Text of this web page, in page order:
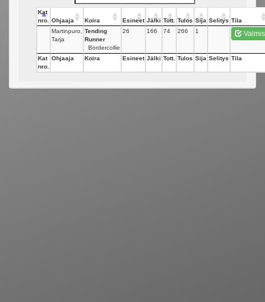
Kat
nro.
Ohjaaja Koira Esineet Jälki Tott. Tulos Sija Selitys Tila
Martinpuro,
Tarja
Tending
Runner
Bordercollie
26 166 74 266 1 Valmis
Kat
nro.
Ohjaaja Koira Esineet Jälki Tott. Tulos Sija Selitys Tila